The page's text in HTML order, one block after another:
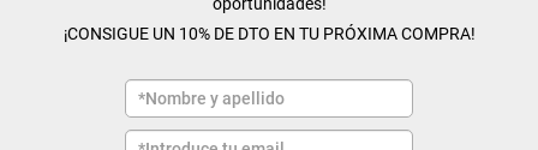
¡CONSIGUE UN 10% DE DTO EN TU PRÓXIMA COMPRA!